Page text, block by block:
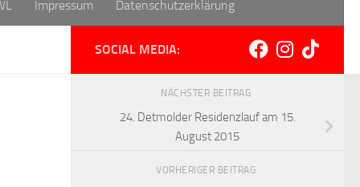
Impressum Datenschutzerklärung
SOCIAL MEDIA:
NÄCHSTER BEITRAG
24. Detmolder Residenzlauf am 15.
August 2015
VORHERIGER BEITRAG